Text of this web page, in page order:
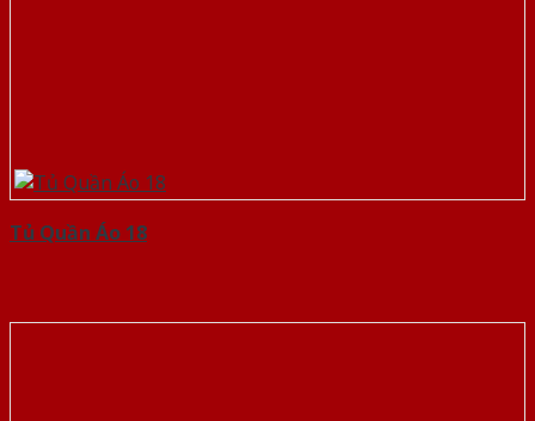
Tủ Quần Áo 18